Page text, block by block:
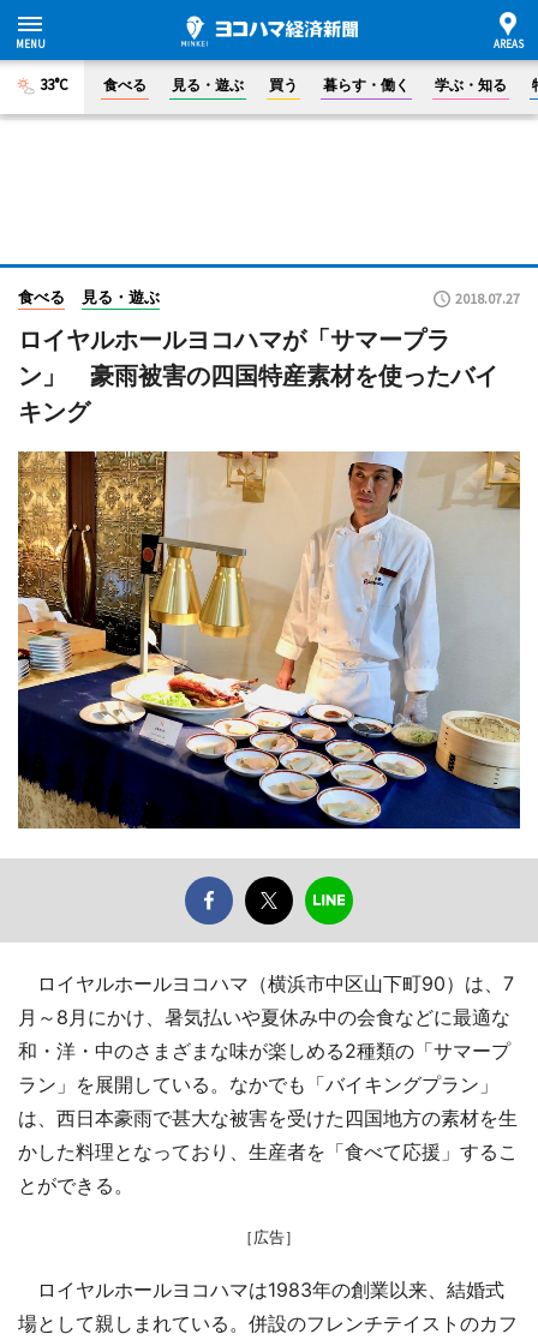
33°C 食べる 見る・遊ぶ 買う 暮らす・働く 学ぶ・知る
食べる 見る・遊ぶ 2018.07.27
ロイヤルホールヨコハマが「サマープラ
ン」 豪雨被害の四国特産素材を使ったバイ
キング
ロイヤルホールヨコハマ（横浜市中区山下町90）は、7
月～8月にかけ、暑気払いや夏休み中の会食などに最適な
和・洋・中のさまざまな味が楽しめる2種類の「サマープ
ラン」を展開している。なかでも「バイキングプラン」
は、西日本豪雨で甚大な被害を受けた四国地方の素材を生
かした料理となっており、生産者を「食べて応援」するこ
とができる。
［広告］
ロイヤルホールヨコハマは1983年の創業以来、結婚式
場として親しまれている。併設のフレンチテイストのカフ